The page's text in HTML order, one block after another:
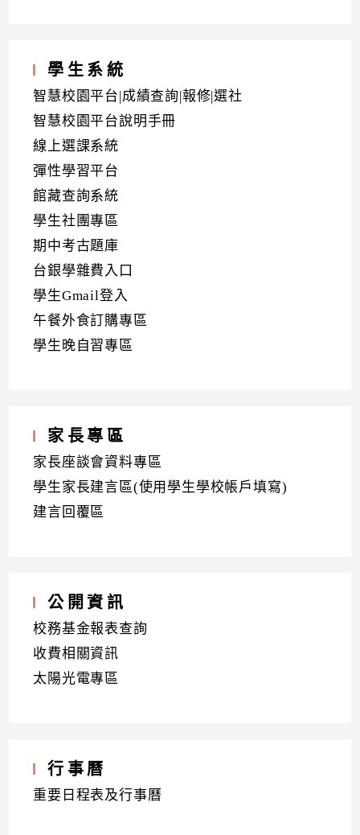
學生系統
智慧校園平台|成績查詢|報修|選社
智慧校園平台說明手冊
線上選課系統
彈性學習平台
館藏查詢系統
學生社團專區
期中考古題庫
台銀學雜費入口
學生Gmail登入
午餐外食訂購專區
學生晚自習專區
家長專區
家長座談會資料專區
學生家長建言區(使用學生學校帳戶填寫)
建言回覆區
公開資訊
校務基金報表查詢
收費相關資訊
太陽光電專區
行事曆
重要日程表及行事曆